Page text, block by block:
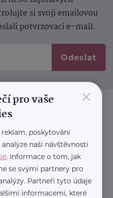
si svoji emailovou
potvrzovací e-mail.
Odeslat
×
pro vaše
reklam, poskytování
naší návštěvnosti
. Informace o tom, jak
se svými partnery pro
Partneři tyto údaje
informacemi, které